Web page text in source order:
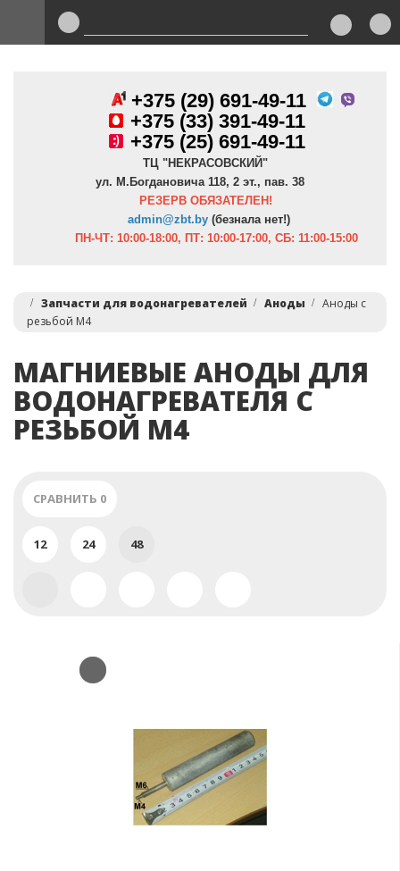
+375 (29) 691-49-11
+375 (33) 391-49-11
+375 (25) 691-49-11
ТЦ "НЕКРАСОВСКИЙ"
ул. М.Богдановича 118, 2 эт., пав. 38
РЕЗЕРВ ОБЯЗАТЕЛЕН!
admin@zbt.by (безнала нет!)
ПН-ЧТ: 10:00-18:00, ПТ: 10:00-17:00, СБ: 11:00-15:00
Запчасти для водонагревателей Аноды
Аноды с
резьбой M4
МАГНИЕВЫЕ АНОДЫ ДЛЯ
ВОДОНАГРЕВАТЕЛЯ С
РЕЗЬБОЙ M4
СРАВНИТЬ 0
12 24 48